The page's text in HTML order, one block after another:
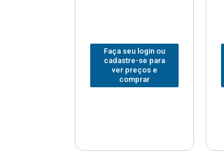
Faça seu login ou
cadastre-se para
ver preços e
comprar